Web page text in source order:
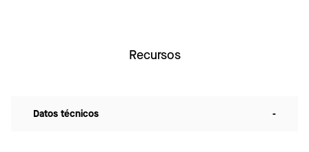
Recursos
Datos técnicos -